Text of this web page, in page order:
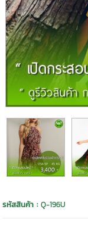
รหัสสินค้า :Q-196U